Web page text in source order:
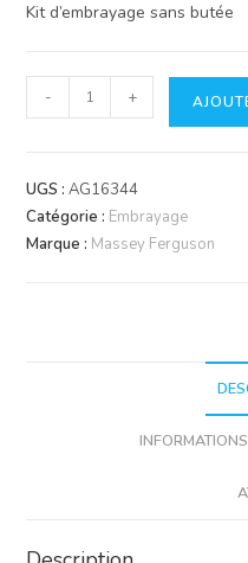
Kit d’embrayage sans butée
quantité
de
d'embrayage
sans
butée
- +
UGS :AG16344
Catégorie : Embrayage
Marque : Massey Ferguson